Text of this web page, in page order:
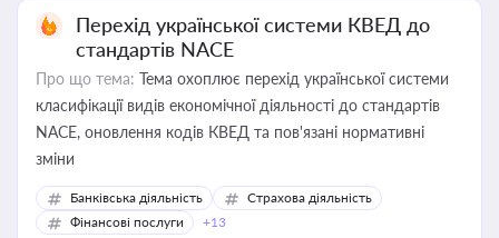
Перехід української системи КВЕД до
стандартів NACE
Про що тема: Тема охоплює перехід української системи
класифікації видів економічної діяльності до стандартів
NACE, оновлення кодів КВЕД та пов'язані нормативні
зміни
Банківська діяльність
Страхова діяльність
Фінансові послуги
+13